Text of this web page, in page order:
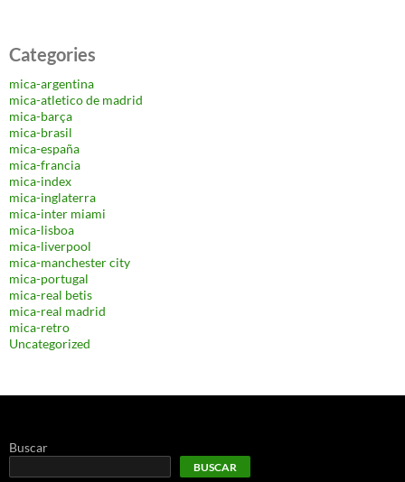
Categories
mica-argentina
mica-atletico de madrid
mica-barça
mica-brasil
mica-españa
mica-francia
mica-index
mica-inglaterra
mica-inter miami
mica-lisboa
mica-liverpool
mica-manchester city
mica-portugal
mica-real betis
mica-real madrid
mica-retro
Uncategorized
Buscar
BUSCAR